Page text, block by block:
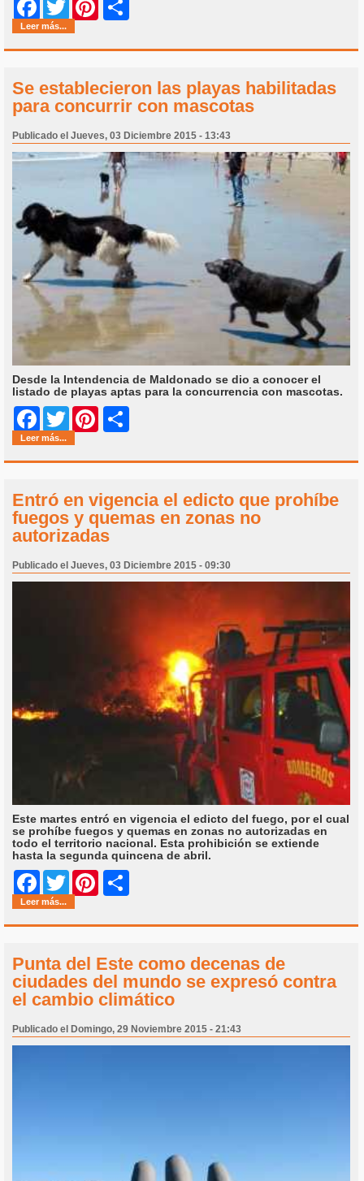
Facebook
Twitter Pinterest
Leer más...
Se establecieron las playas habilitadas
para concurrir con mascotas
Publicado el Jueves, 03 Diciembre 2015 - 13:43
Desde la Intendencia de Maldonado se dio a conocer el
listado de playas aptas para la concurrencia con mascotas.
Facebook
Twitter Pinterest
Leer más...
Entró en vigencia el edicto que prohíbe
fuegos y quemas en zonas no
autorizadas
Publicado el Jueves, 03 Diciembre 2015 - 09:30
Este martes entró en vigencia el edicto del fuego, por el cual
se prohíbe fuegos y quemas en zonas no autorizadas en
todo el territorio nacional. Esta prohibición se extiende
hasta la segunda quincena de abril.
Facebook
Twitter Pinterest
Leer más...
Punta del Este como decenas de
ciudades del mundo se expresó contra
el cambio climático
Publicado el Domingo, 29 Noviembre 2015 - 21:43